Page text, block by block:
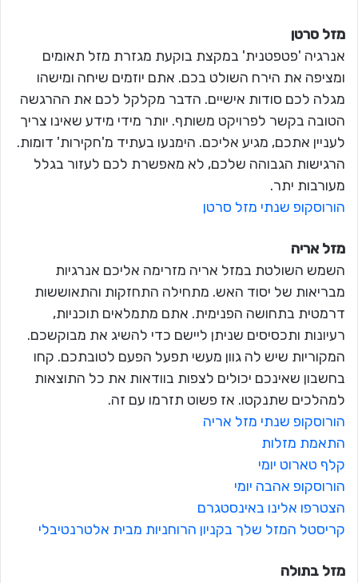
מזל סרטן
אנרגיה 'פטפטנית' במקצת בוקעת מגזרת מזל תאומים
ומציפה את הירח השולט בכם. אתם יוזמים שיחה ומישהו
מגלה לכם סודות אישיים. הדבר מקלקל לכם את ההרגשה
הטובה בקשר לפרויקט משותף. יותר מידי מידע שאינו צריך
לעניין אתכם, מגיע אליכם. הימנעו בעתיד מ'חקירות' דומות.
הרגישות הגבוהה שלכם, לא מאפשרת לכם לעזור בגלל
מעורבות יתר.
הורוסקופ שנתי מזל סרטן
מזל אריה
השמש השולטת במזל אריה מזרימה אליכם אנרגיות
מבריאות של יסוד האש. מתחילה התחזקות והתאוששות
דרמטית בתחושה הפנימית. אתם מתמלאים תוכניות,
רעיונות ותכסיסים שניתן ליישם כדי להשיג את מבוקשכם.
המקוריות שיש לה גוון מעשי תפעל הפעם לטובתכם. קחו
בחשבון שאינכם יכולים לצפות בוודאות את כל התוצאות
למהלכים שתנקטו. אז פשוט תזרמו עם זה.
הורוסקופ שנתי מזל אריה
התאמת מזלות
קלף טארוט יומי
הורוסקופ אהבה יומי
הצטרפו אלינו באינסטגרם
קריסטל המזל שלך בקניון הרוחניות מבית אלטרנטיבלי
מזל בתולה